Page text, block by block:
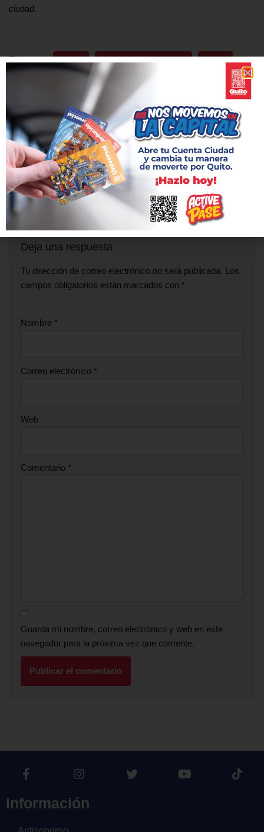
ciudad.
Etiquetas:
SALIDA DE EMERGENCIA
ANTERIOR
Inician trabajos en Plaza del
Teatro
SIGUIENTE
No se paralizará la
construcción del Metro de
Deja una respuesta
Tu dirección de correo electrónico no será publicada. Los
campos obligatorios están marcados con *
Nombre *
Correo electrónico *
Web
Comentario *
Guarda mi nombre, correo electrónico y web en este
navegador para la próxima vez que comente.
Información